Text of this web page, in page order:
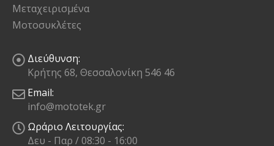
Μεταχειρισμένα
Μοτοσυκλέτες
Διεύθυνση:
Κρήτης 68, Θεσσαλονίκη 546 46
Email:
info@mototek.gr
Ωράριο Λειτουργίας:
Δευ - Παρ / 08:30 - 16:00